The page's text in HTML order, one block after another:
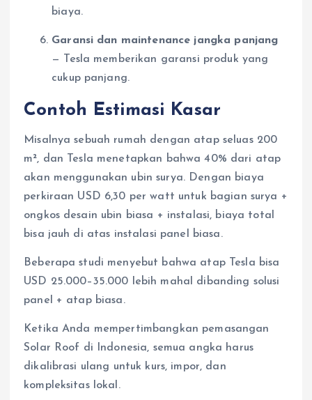
biaya.
Garansi dan maintenance jangka panjang
— Tesla memberikan garansi produk yang
cukup panjang.
Contoh Estimasi Kasar
Misalnya sebuah rumah dengan atap seluas 200
m², dan Tesla menetapkan bahwa 40% dari atap
akan menggunakan ubin surya. Dengan biaya
perkiraan USD 6,30 per watt untuk bagian surya +
ongkos desain ubin biasa + instalasi, biaya total
bisa jauh di atas instalasi panel biasa.
Beberapa studi menyebut bahwa atap Tesla bisa
USD 25.000–35.000 lebih mahal dibanding solusi
panel + atap biasa.
Ketika Anda mempertimbangkan pemasangan
Solar Roof di Indonesia, semua angka harus
dikalibrasi ulang untuk kurs, impor, dan
kompleksitas lokal.